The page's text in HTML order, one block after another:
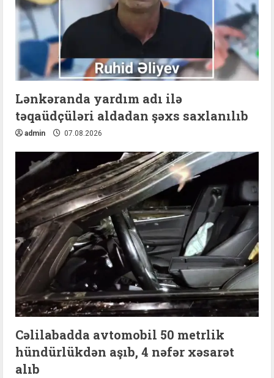
Lənkəranda yardım adı ilə
təqaüdçüləri aldadan şəxs saxlanılıb
admin 07.08.2026
Cəlilabadda avtomobil 50 metrlik
hündürlükdən aşıb, 4 nəfər xəsarət
alıb